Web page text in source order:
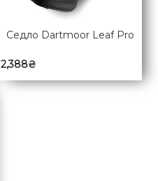
Седло Dartmoor Leaf Pro
2,388₴